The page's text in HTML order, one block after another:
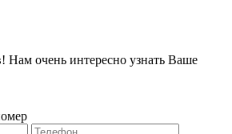
Нам очень интересно узнать Ваше